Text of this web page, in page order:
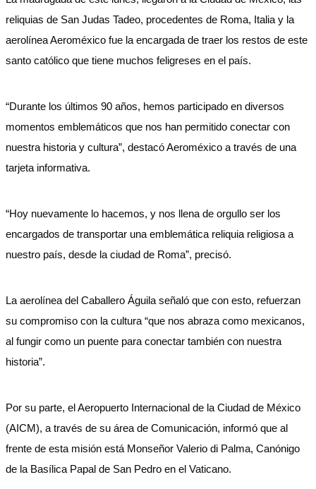
reliquias de San Judas Tadeo, procedentes de Roma, Italia y la
aerolínea Aeroméxico fue la encargada de traer los restos de este
santo católico que tiene muchos feligreses en el país.
“Durante los últimos 90 años, hemos participado en diversos
momentos emblemáticos que nos han permitido conectar con
nuestra historia y cultura”, destacó Aeroméxico a través de una
tarjeta informativa.
“Hoy nuevamente lo hacemos, y nos llena de orgullo ser los
encargados de transportar una emblemática reliquia religiosa a
nuestro país, desde la ciudad de Roma”, precisó.
La aerolínea del Caballero Águila señaló que con esto, refuerzan
su compromiso con la cultura “que nos abraza como mexicanos,
al fungir como un puente para conectar también con nuestra
historia”.
Por su parte, el Aeropuerto Internacional de la Ciudad de México
(AICM), a través de su área de Comunicación, informó que al
frente de esta misión está Monseñor Valerio di Palma, Canónigo
de la Basílica Papal de San Pedro en el Vaticano.